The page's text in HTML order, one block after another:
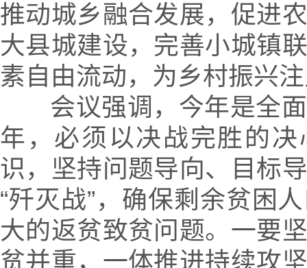
推动城乡融合发展，促进
大县城建设，完善小城镇
素自由流动，为乡村振兴
会议强调，今年是全面
年，必须以决战完胜的决
识，坚持问题导向、目标
“歼灭战”，确保剩余贫困
大的返贫致贫问题。一要
贫并重，一体推进持续攻